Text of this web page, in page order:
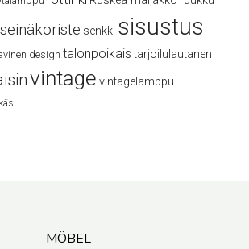
seinäkoriste senkki sisustus
design talonpoikais tarjoilulautanen
vintage vintagelamppu
MÖBEL